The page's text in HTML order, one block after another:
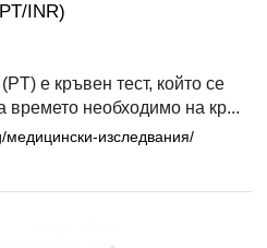
INR)
е кръвен тест, който се
времето необходимо на кр...
изследвания/